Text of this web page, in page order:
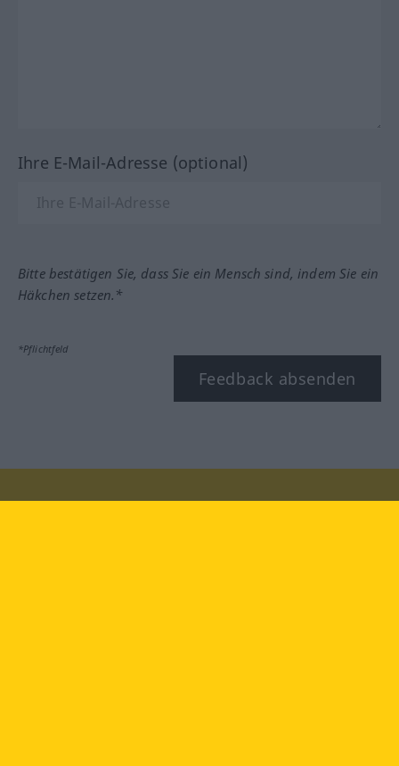
Ihre E-Mail-Adresse (optional)
Bitte bestätigen Sie, dass Sie ein Mensch sind, indem Sie ein
Häkchen setzen.*
*Pflichtfeld
Feedback absenden